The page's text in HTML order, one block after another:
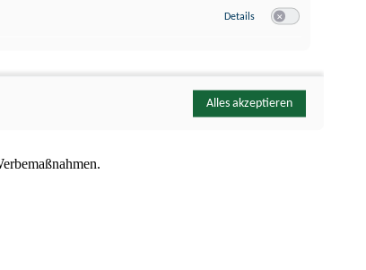
Details zu YouTube
Alles akzeptieren